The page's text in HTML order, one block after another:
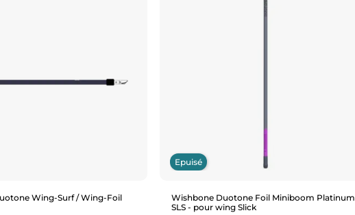
Wing-Surf / Wing-Foil
Epuisé
Wishbone Duotone Foil Miniboom Platinum
SLS - pour wing Slick